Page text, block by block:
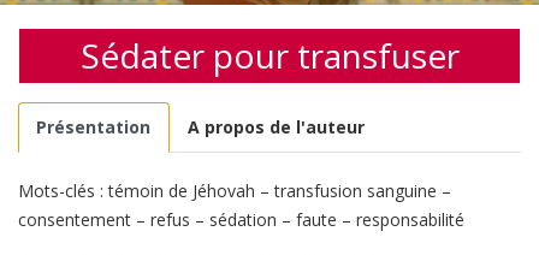
Sédater pour transfuser
Présentation A propos de l'auteur
Mots-clés : témoin de Jéhovah – transfusion sanguine –
consentement – refus – sédation – faute – responsabilité